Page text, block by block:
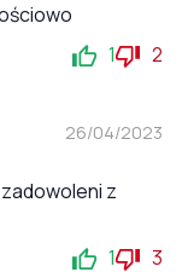
1 2
26/04/2023
z
1 3